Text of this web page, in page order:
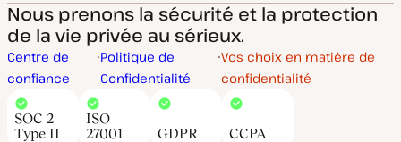
Nous prenons la sécurité et la protection
de la vie privée au sérieux.
Centre de
confiance
Politique de
Confidentialité
Vos choix en matière de
confidentialité
SOC 2
Type II
ISO
27001
GDPR CCPA